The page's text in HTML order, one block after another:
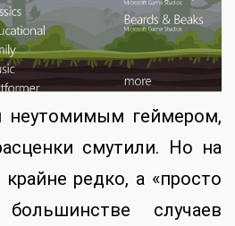
неутомимым геймером,
смутили. Но на
редко, а «просто
случаев